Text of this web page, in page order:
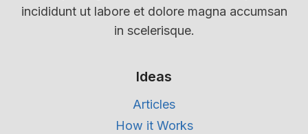
incididunt ut labore et dolore magna accumsan
in scelerisque.
Ideas
Articles
How it Works